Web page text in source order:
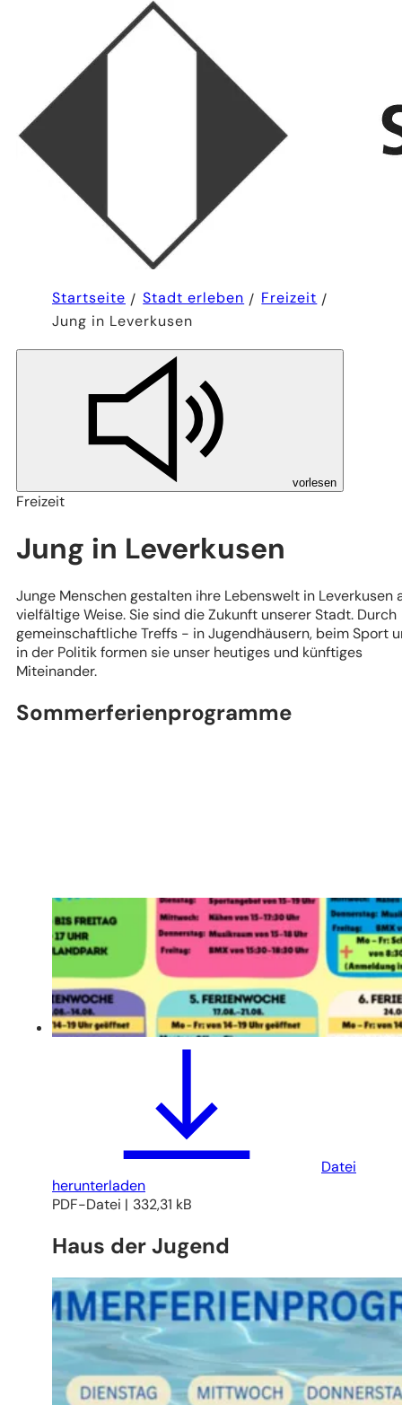
Startseite Stadt erleben
Freizeit
Jung in Leverkusen
vorlesen
Freizeit
Jung in Leverkusen
Junge Menschen gestalten ihre Lebenswelt in Leverkusen
vielfältige Weise. Sie sind die Zukunft unserer Stadt. Durch
gemeinschaftliche Treffs - in Jugendhäusern, beim Sport
in der Politik formen sie unser heutiges und künftiges
Miteinander.
Sommerferienprogramme
Datei
herunterladen
PDF-Datei 332,31 kB
Haus der Jugend